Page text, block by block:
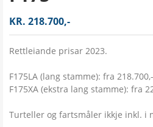
KR. 218.700,-
Rettleiande prisar 2023.
F175LA (lang stamme): fra 218.700,-
F175XA (ekstra lang stamme): fra
Turteller og fartsmåler ikkje inkl. i